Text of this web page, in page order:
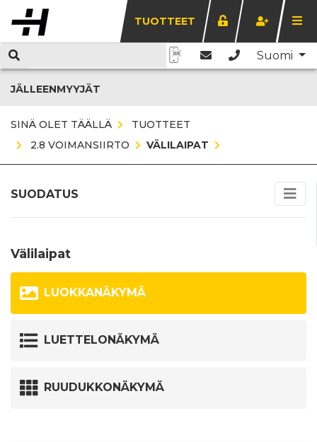
TUOTTEET
Suomi
JÄLLEENMYYJÄT
SINÄ OLET TÄÄLLÄ
TUOTTEET
2.8 VOIMANSIIRTO
VÄLILAIPAT
SUODATUS
Välilaipat
LUOKKANÄKYMÄ
LUETTELONÄKYMÄ
RUUDUKKONÄKYMÄ